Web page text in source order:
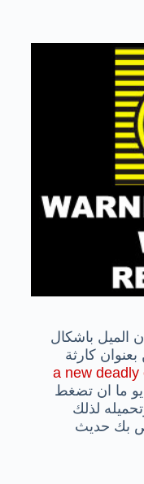
الميل باشكال
في الصين بعنوان كارثة
“a new
ما ان تضغط
لذلك
بك حديث